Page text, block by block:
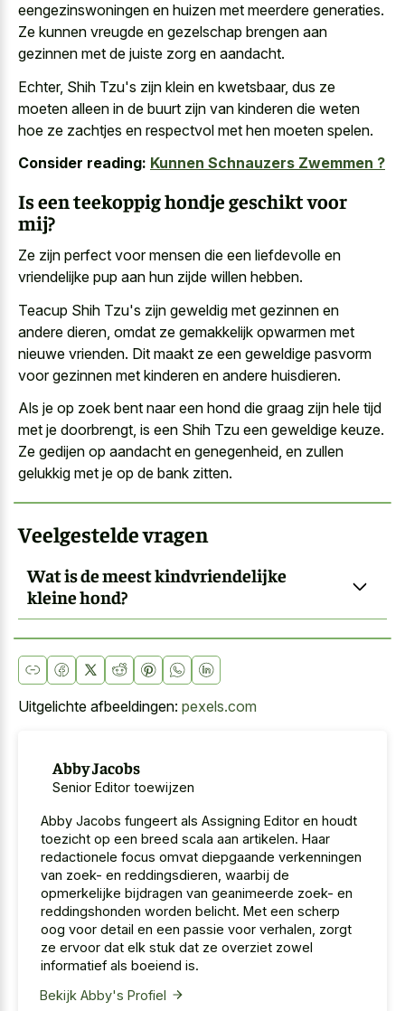
eengezinswoningen en huizen met meerdere generaties.
Ze kunnen vreugde en gezelschap brengen aan
gezinnen met de juiste zorg en aandacht.
Echter, Shih Tzu's zijn klein en kwetsbaar, dus ze
moeten alleen in de buurt zijn van kinderen die weten
hoe ze zachtjes en respectvol met hen moeten spelen.
Consider reading: Kunnen Schnauzers Zwemmen ?
Is een teekoppig hondje geschikt voor
mij?
Ze zijn perfect voor mensen die een liefdevolle en
vriendelijke pup aan hun zijde willen hebben.
Teacup Shih Tzu's zijn geweldig met gezinnen en
andere dieren, omdat ze gemakkelijk opwarmen met
nieuwe vrienden. Dit maakt ze een geweldige pasvorm
voor gezinnen met kinderen en andere huisdieren.
Als je op zoek bent naar een hond die graag zijn hele tijd
met je doorbrengt, is een Shih Tzu een geweldige keuze.
Ze gedijen op aandacht en genegenheid, en zullen
gelukkig met je op de bank zitten.
Veelgestelde vragen
Wat is de meest kindvriendelijke
kleine hond?
Uitgelichte afbeeldingen: pexels.com
Abby Jacobs
Senior Editor toewijzen
Abby Jacobs fungeert als Assigning Editor en houdt
toezicht op een breed scala aan artikelen. Haar
redactionele focus omvat diepgaande verkenningen
van zoek- en reddingsdieren, waarbij de
opmerkelijke bijdragen van geanimeerde zoek- en
reddingshonden worden belicht. Met een scherp
oog voor detail en een passie voor verhalen, zorgt
ze ervoor dat elk stuk dat ze overziet zowel
informatief als boeiend is.
Bekijk Abby's Profiel